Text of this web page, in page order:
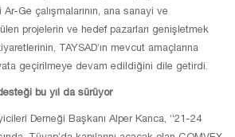
Ge çalışmalarının, ana sanayi ve
projelerin ve hedef pazarları genişletmek
TAYSAD’ın mevcut amaçlarına
geçirilmeye devam edildiğini dile getirdi.
bu yıl da sürüyor
Derneği Başkanı Alper Kanca, “21-24